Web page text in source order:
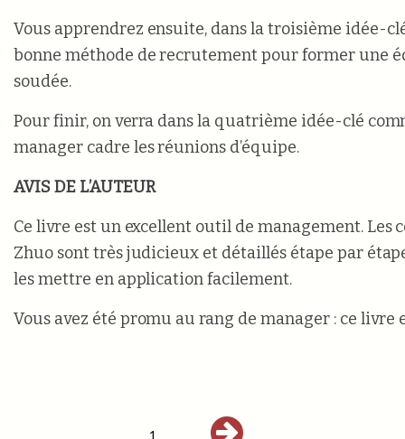
Vous apprendrez ensuite, dans la troisième idée-
bonne méthode de recrutement pour former une
soudée.
Pour finir, on verra dans la quatrième idée-clé
manager cadre les réunions d’équipe.
AVIS DE L’AUTEUR
Ce livre est un excellent outil de management. Les
Zhuo sont très judicieux et détaillés étape par
les mettre en application facilement.
Vous avez été promu au rang de manager : ce livre
1